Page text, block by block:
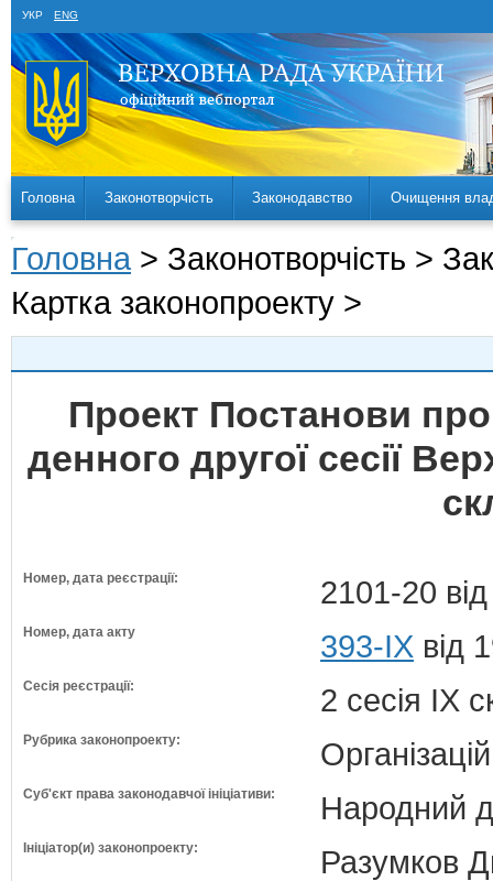
УКР ENG
Головна Законотворчість Законодавство Очищення
Головна > Законотворчість >
Картка законопроекту >
Проект Постанови
денного другої сесії
Номер, дата реєстрації: 2101-20
Номер, дата акту 393-IX від
Сесія реєстрації: 2 сесія IX
Рубрика законопроекту:
Суб'єкт права законодавчої ініціативи: Народний
Ініціатор(и) законопроекту:
Разумков